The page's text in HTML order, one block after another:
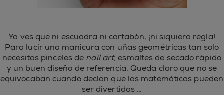
Ya ves que ni escuadra ni cartabón, ¡ni siquiera regla!
Para lucir una manicura con uñas geométricas tan solo
necesitas pinceles de nail art, esmaltes de secado rápido
y un buen diseño de referencia. Queda claro que no se
equivocaban cuando decían que las matemáticas pueden
ser divertidas …